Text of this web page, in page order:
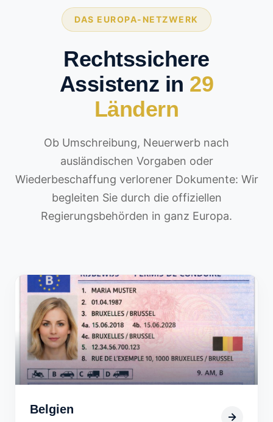
DAS EUROPA-NETZWERK
Rechtssichere
Assistenz in 29
Ländern
Ob Umschreibung, Neuerwerb nach
ausländischen Vorgaben oder
Wiederbeschaffung verlorener Dokumente: Wir
begleiten Sie durch die offiziellen
Regierungsbehörden in ganz Europa.
Belgien